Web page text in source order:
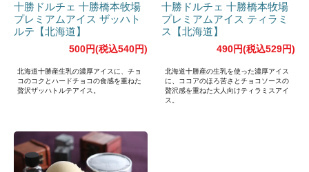
十勝ドルチェ 十勝橋本牧場
プレミアムアイス ザッハト
ルテ【北海道】
500円(税込540円)
北海道十勝産生乳の濃厚アイスに、チョ
コのコクとハードチョコの食感を重ねた
贅沢ザッハトルテアイス。
十勝ドルチェ 十勝橋本牧場
プレミアムアイス ティラミ
ス【北海道】
490円(税込529円)
北海道十勝産の生乳を使った濃厚アイス
に、ココアのほろ苦さとチョコソースの
贅沢感を重ねた大人向けティラミスアイ
ス。